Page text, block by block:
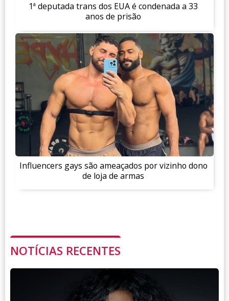
1ª deputada trans dos EUA é condenada a 33
anos de prisão
Influencers gays são ameaçados por vizinho dono
de loja de armas
NOTÍCIAS RECENTES